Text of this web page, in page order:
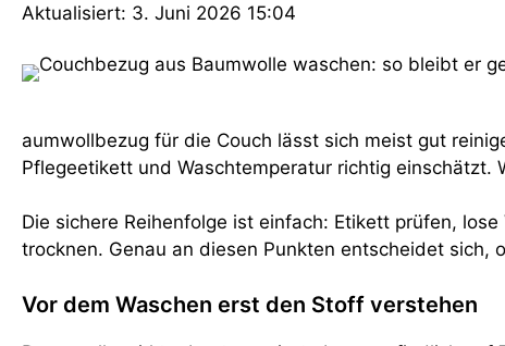
Aktualisiert: 3. Juni 2026 15:04
aumwollbezug für die Couch lässt sich meist gut
Pflegeetikett und Waschtemperatur richtig
Die sichere Reihenfolge ist einfach: Etikett prüfen,
trocknen. Genau an diesen Punkten entscheidet
Vor dem Waschen erst den Stoff verstehen